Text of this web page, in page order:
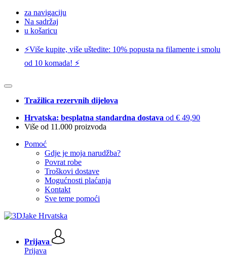
za navigaciju
Na sadržaj
u košaricu
⚡️Više kupite, više uštedite: 10% popusta na filamente i smolu
od 10 komada! ⚡️
Tražilica rezervnih dijelova
Hrvatska: besplatna standardna dostava od € 49,90
Više od 11.000 proizvoda
Pomoć
Gdje je moja narudžba?
Povrat robe
Troškovi dostave
Mogućnosti plaćanja
Kontakt
Sve teme pomoći
Prijava
Prijava